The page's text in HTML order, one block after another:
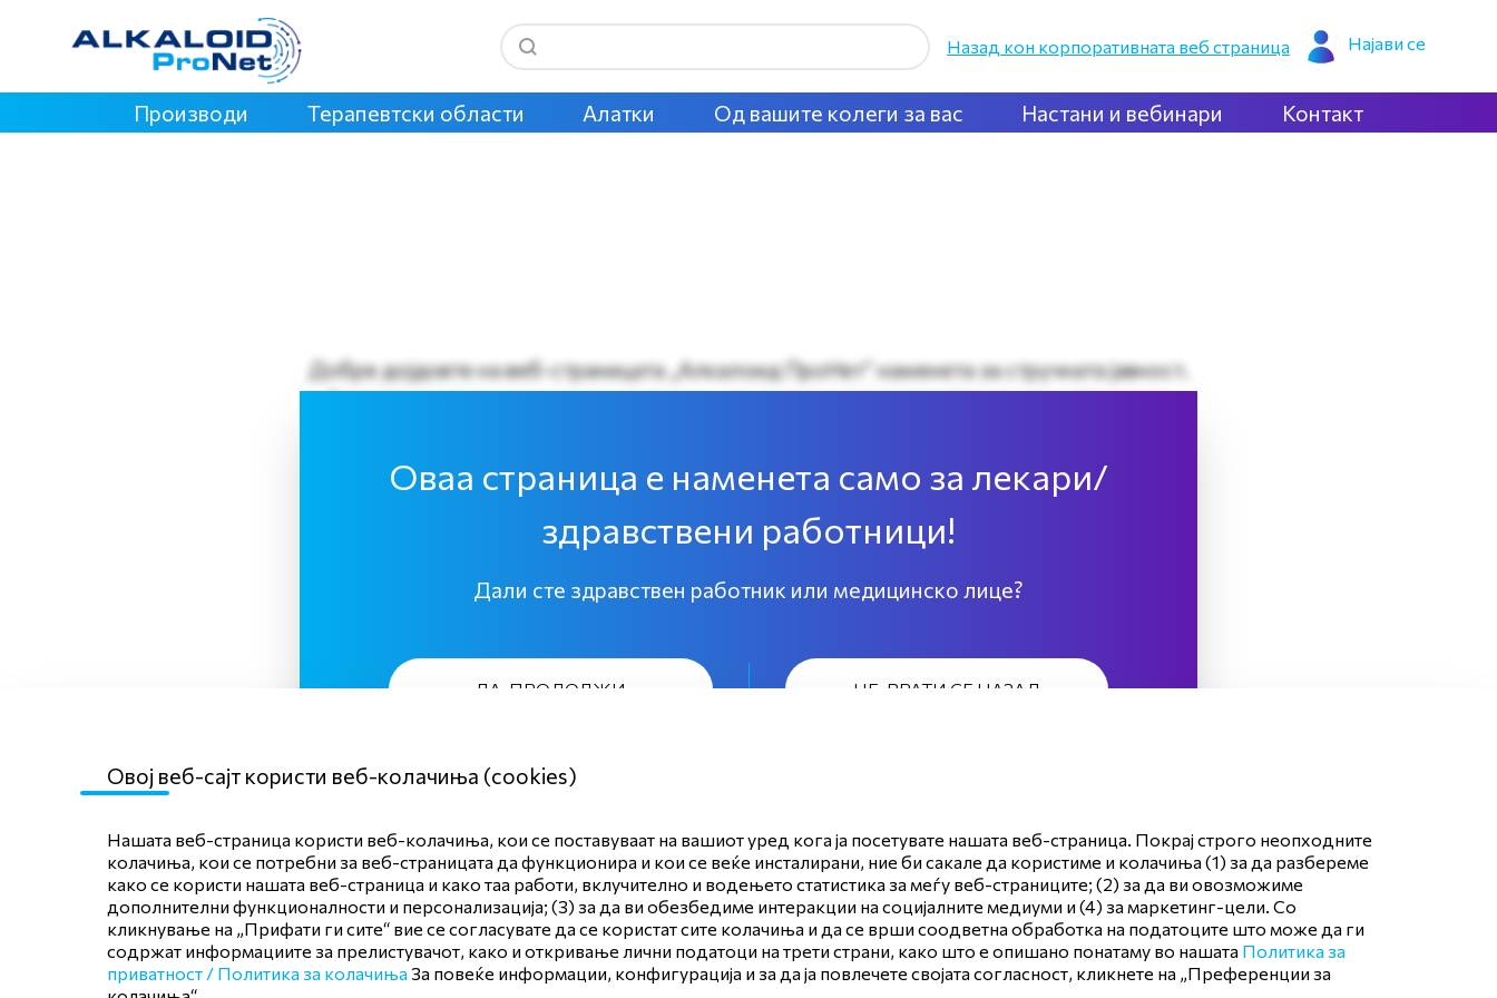
Назад кон корпоративната веб страница Најави се
Производи Терапевтски области Алатки Од вашите колеги за вас Настани и вебинари Контакт
Добре дојдовте на веб-страницата „Алкалоид ПроНет“ наменета за стручната јавност.
За да пристапите до нашите содржини, ве молиме регистрирајте се или најавете се
Регистрирај се
Оваа страница е наменета само за лекари/
здравствени работници!
Дали сте здравствен работник или медицинско лице?
ДА, ПРОДОЛЖИ НЕ, ВРАТИ СЕ НАЗАД
Овој веб-сајт користи веб-колачиња (cookies)
Нашата веб-страница користи веб-колачиња, кои се поставуваат на вашиот уред кога ја посетувате нашата веб-страница. Покрај строго неопходните
колачиња, кои се потребни за веб-страницата да функционира и кои се веќе инсталирани, ние би сакале да користиме и колачиња (1) за да разбереме
како се користи нашата веб-страница и како таа работи, вклучително и водењето статистика за меѓу веб-страниците; (2) за да ви овозможиме
дополнителни функционалности и персонализација; (3) за да ви обезбедиме интеракции на социјалните медиуми и (4) за маркетинг-цели. Со
кликнување на „Прифати ги сите“ вие се согласувате да се користат сите колачиња и да се врши соодветна обработка на податоците што може да ги
содржат информациите за прелистувачот, како и откривање лични податоци на трети страни, како што е опишано понатаму во нашата Политика за
приватност / Политика за колачиња За повеќе информации, конфигурација и за да ја повлечете својата согласност, кликнете на „Преференции за
alkaloid.com.mk ПРИЈАВЕТЕ НЕСАКАНА РЕАКЦИЈА НА ЛЕК